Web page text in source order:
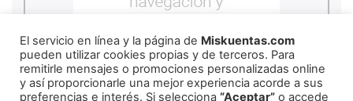
El servicio en línea y la página de Miskuentas.com
pueden utilizar cookies propias y de terceros. Para
remitirle mensajes o promociones personalizadas online
y así proporcionarle una mejor experiencia acorde a sus
preferencias e interés. Si selecciona “Aceptar” o accede